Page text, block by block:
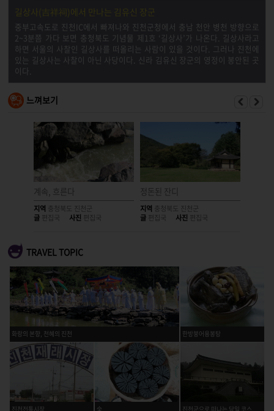
길상사(吉祥祠)에서 만나는 김유신 장군
중부고속도로 진천IC에서 빠져나와 진천군청에서 충남 천안 병천 방향으로
2~3분쯤 가다 보면 충청북도 기념물 제1호 ‘길상사’가 나온다. 길상사라고
하면 서울의 사찰인 길상사를 떠올리는 사람이 있을 것이다. 그러나 진천에
있는 길상사는 사찰이 아닌 사당이다. 신라 김유신 장군의 영정이 봉안된 곳
이다.
느껴보기
계속, 흐른다
지역 충청북도 진천군
글 편집국 사진 편집국
정돈된 잔디
지역 충청북도 진천군
글 편집국 사진 편집국
TRAVEL TOPIC
화랑의 본향, 천혜의 진천 한방붕어용봉탕